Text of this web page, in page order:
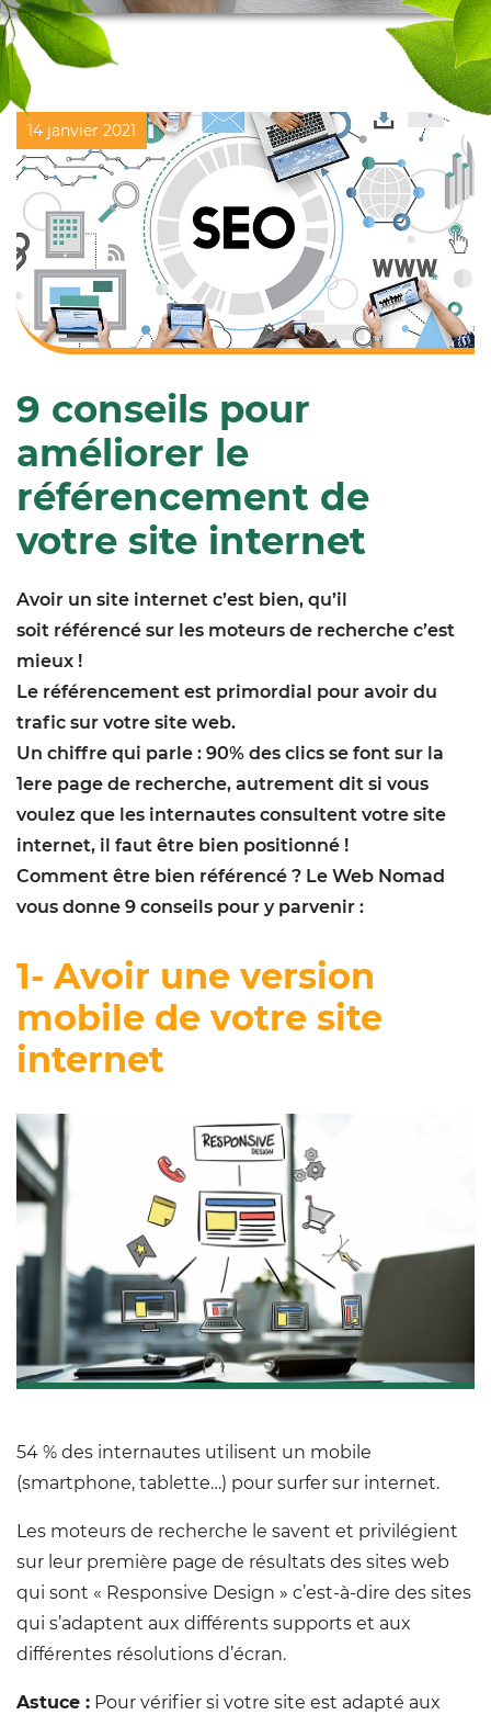
14 janvier 2021
9 conseils pour
améliorer le
référencement de
votre site internet
Avoir un site internet c’est bien, qu’il
soit référencé sur les moteurs de recherche c’est
mieux !
Le référencement est primordial pour avoir du
trafic sur votre site web.
Un chiffre qui parle : 90% des clics se font sur la
1ere page de recherche, autrement dit si vous
voulez que les internautes consultent votre site
internet, il faut être bien positionné !
Comment être bien référencé ? Le Web Nomad
vous donne 9 conseils pour y parvenir :
1- Avoir une version
mobile de votre site
internet
54 % des internautes utilisent un mobile
(smartphone, tablette…) pour surfer sur internet.
Les moteurs de recherche le savent et privilégient
sur leur première page de résultats des sites web
qui sont « Responsive Design » c’est-à-dire des sites
qui s’adaptent aux différents supports et aux
différentes résolutions d’écran.
Astuce : Pour vérifier si votre site est adapté aux